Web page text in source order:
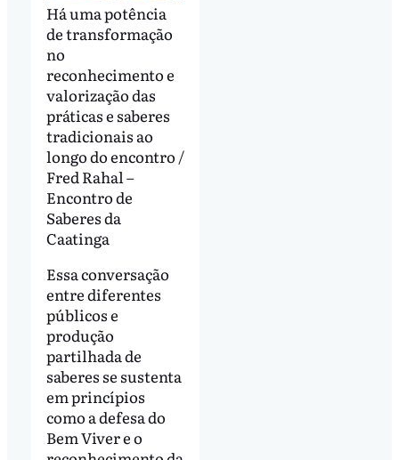
Há uma potência
de transformação
no
reconhecimento e
valorização das
práticas e saberes
tradicionais ao
longo do encontro /
Fred Rahal –
Encontro de
Saberes da
Caatinga
Essa conversação
entre diferentes
públicos e
produção
partilhada de
saberes se sustenta
em princípios
como a defesa do
Bem Viver e o